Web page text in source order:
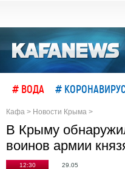
# ВОДА #
Кафа > Новости Крыма >
В Крыму
воинов армии
12:30 29.05